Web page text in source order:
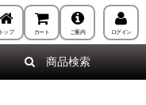
トップ カート ご案内 ログイン
商品検索